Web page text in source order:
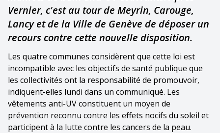
Vernier, c'est au tour de Meyrin, Carouge,
Lancy et de la Ville de Genève de déposer un
recours contre cette nouvelle disposition.
Les quatre communes considèrent que cette loi est
incompatible avec les objectifs de santé publique que
les collectivités ont la responsabilité de promouvoir,
indiquent-elles lundi dans un communiqué. Les
vêtements anti-UV constituent un moyen de
prévention reconnu contre les effets nocifs du soleil et
participent à la lutte contre les cancers de la peau.